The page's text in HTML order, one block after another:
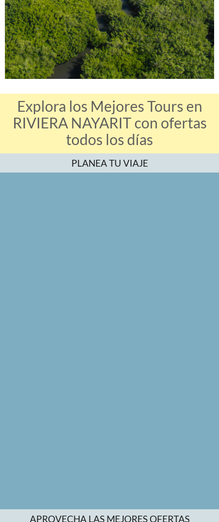
Explora los Mejores Tours en
RIVIERA NAYARIT con ofertas
todos los días
PLANEA TU VIAJE
APROVECHA LAS MEJORES OFERTAS